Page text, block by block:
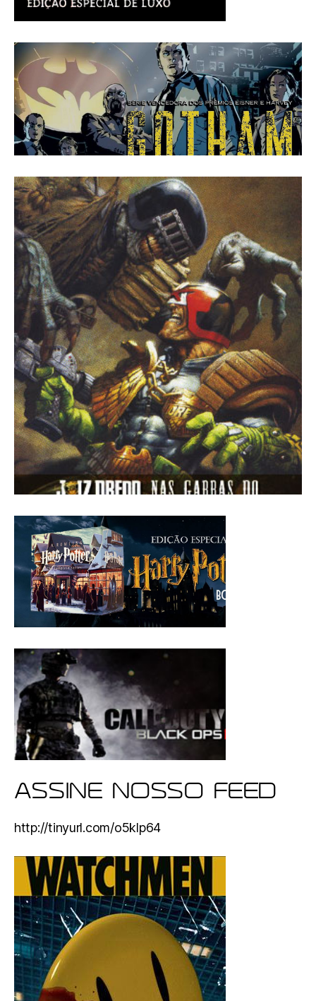
ASSINE NOSSO FEED
http://tinyurl.com/o5klp64